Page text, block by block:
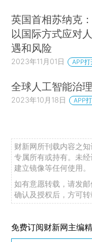
英国首相苏纳克
以国际方式应对
遇和风险
2023年11月01日 APP打
全球人工智能治
2023年10月18日 APP
财新网所刊载内容之
专属所有或持有。未
建立镜像等任何使用。
如有意愿转载，请发邮
确认及授权后，方可转
免费订阅财新网主编